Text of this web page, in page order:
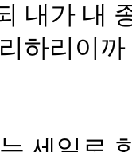
내가 내
하리이